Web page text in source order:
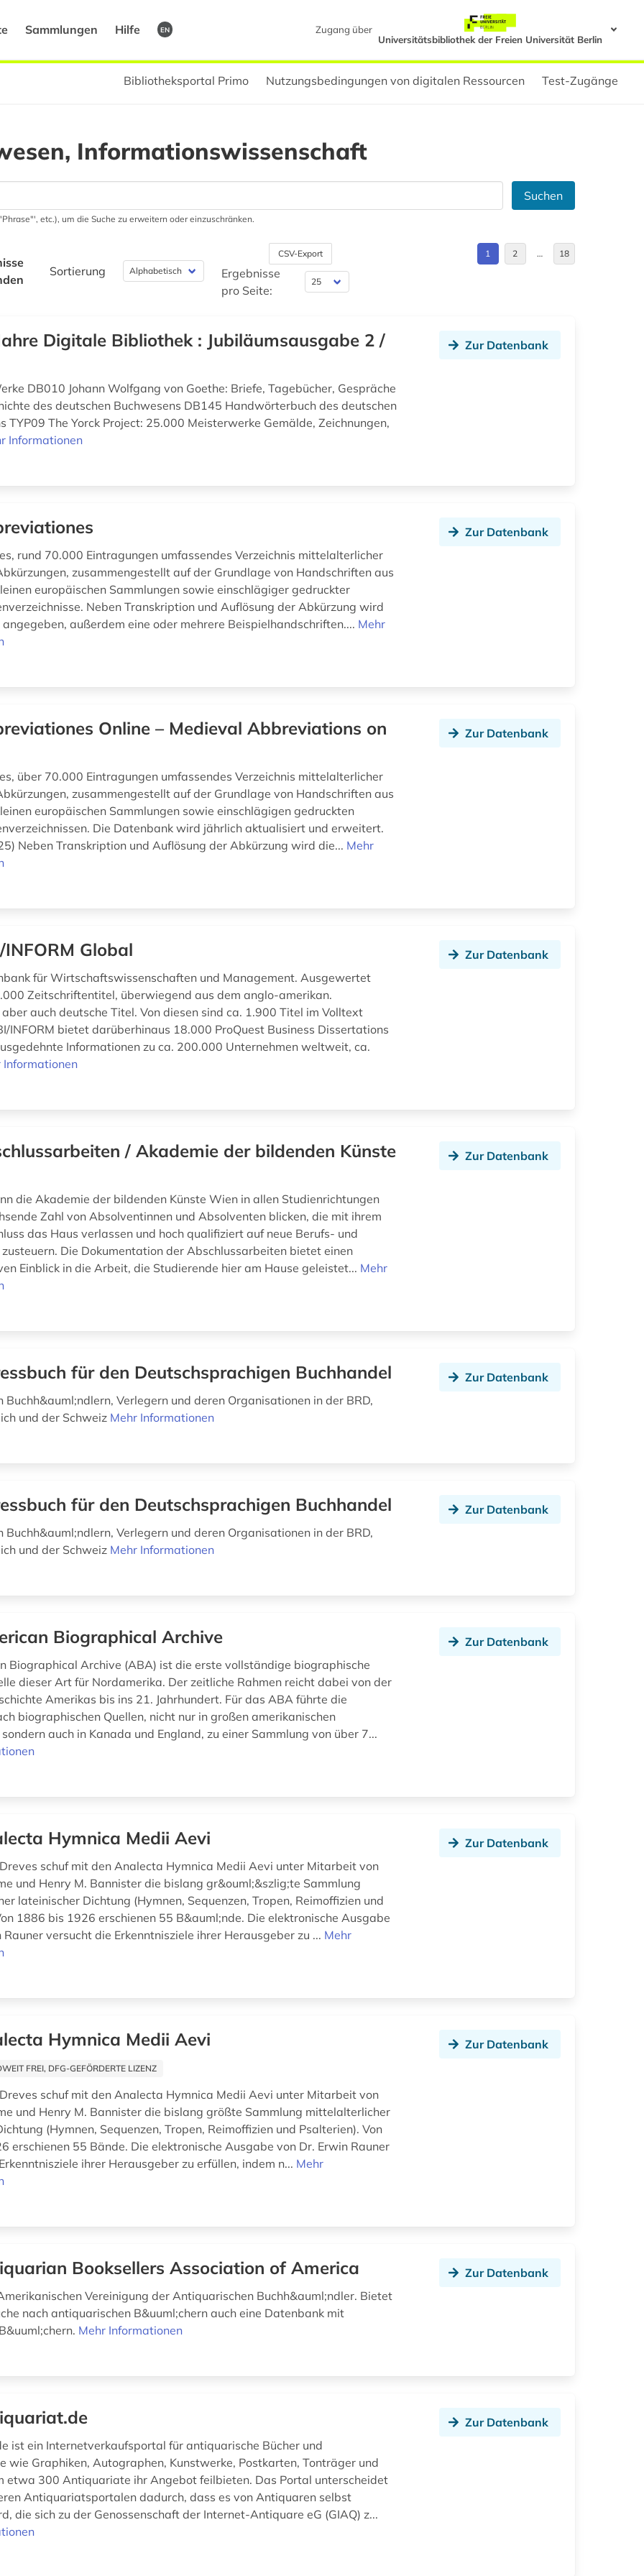
Sammlungen Hilfe EN
Zugang über
Universitätsbibliothek der Freien Universität Berlin
Bibliotheksportal Primo Nutzungsbedingungen von digitalen Ressourcen Test-Zugänge
Informationswissenschaft
Suchen
etc.), um die Suche zu erweitern oder einzuschränken.
Sortierung
CSV-Export
Ergebnisse
pro Seite:
1 2 … 18
Digitale Bibliothek : Jubiläumsausgabe 2 /
DB010 Johann Wolfgang von Goethe: Briefe, Tagebücher, Gespräche
des deutschen Buchwesens DB145 Handwörterbuch des deutschen
TYP09 The Yorck Project: 25.000 Meisterwerke Gemälde, Zeichnungen,
Informationen
Zur Datenbank
rund 70.000 Eintragungen umfassendes Verzeichnis mittelalterlicher
zusammengestellt auf der Grundlage von Handschriften aus
europäischen Sammlungen sowie einschlägiger gedruckter
Neben Transkription und Auflösung der Abkürzung wird
außerdem eine oder mehrere Beispielhandschriften.... Mehr
Zur Datenbank
Online – Medieval Abbreviations on
über 70.000 Eintragungen umfassendes Verzeichnis mittelalterlicher
zusammengestellt auf der Grundlage von Handschriften aus
europäischen Sammlungen sowie einschlägigen gedruckten
Die Datenbank wird jährlich aktualisiert und erweitert.
Neben Transkription und Auflösung der Abkürzung wird die... Mehr
Zur Datenbank
Global
für Wirtschaftswissenschaften und Management. Ausgewertet
Zeitschriftentitel, überwiegend aus dem anglo-amerikan.
auch deutsche Titel. Von diesen sind ca. 1.900 Titel im Volltext
INFORM bietet darüberhinaus 18.000 ProQuest Business Dissertations
Informationen zu ca. 200.000 Unternehmen weltweit, ca.
Informationen
Zur Datenbank
/ Akademie der bildenden Künste
die Akademie der bildenden Künste Wien in allen Studienrichtungen
Zahl von Absolventinnen und Absolventen blicken, die mit ihrem
das Haus verlassen und hoch qualifiziert auf neue Berufs- und
Die Dokumentation der Abschlussarbeiten bietet einen
Einblick in die Arbeit, die Studierende hier am Hause geleistet... Mehr
Zur Datenbank
für den Deutschsprachigen Buchhandel
Buchh&auml;ndlern, Verlegern und deren Organisationen in der BRD,
und der Schweiz Mehr Informationen
Zur Datenbank
für den Deutschsprachigen Buchhandel
Buchh&auml;ndlern, Verlegern und deren Organisationen in der BRD,
und der Schweiz Mehr Informationen
Zur Datenbank
Biographical Archive
Biographical Archive (ABA) ist die erste vollständige biographische
dieser Art für Nordamerika. Der zeitliche Rahmen reicht dabei von der
Amerikas bis ins 21. Jahrhundert. Für das ABA führte die
biographischen Quellen, nicht nur in großen amerikanischen
auch in Kanada und England, zu einer Sammlung von über 7...
Zur Datenbank
Hymnica Medii Aevi
schuf mit den Analecta Hymnica Medii Aevi unter Mitarbeit von
und Henry M. Bannister die bislang gr&ouml;&szlig;te Sammlung
lateinischer Dichtung (Hymnen, Sequenzen, Tropen, Reimoffizien und
1886 bis 1926 erschienen 55 B&auml;nde. Die elektronische Ausgabe
Rauner versucht die Erkenntnisziele ihrer Herausgeber zu ... Mehr
Zur Datenbank
Hymnica Medii Aevi
FREI, DFG-GEFÖRDERTE LIZENZ
schuf mit den Analecta Hymnica Medii Aevi unter Mitarbeit von
und Henry M. Bannister die bislang größte Sammlung mittelalterlicher
(Hymnen, Sequenzen, Tropen, Reimoffizien und Psalterien). Von
erschienen 55 Bände. Die elektronische Ausgabe von Dr. Erwin Rauner
ihrer Herausgeber zu erfüllen, indem n... Mehr
Zur Datenbank
Booksellers Association of America
Vereinigung der Antiquarischen Buchh&auml;ndler. Bietet
nach antiquarischen B&uuml;chern auch eine Datenbank mit
Mehr Informationen
Zur Datenbank
ist ein Internetverkaufsportal für antiquarische Bücher und
wie Graphiken, Autographen, Kunstwerke, Postkarten, Tonträger und
etwa 300 Antiquariate ihr Angebot feilbieten. Das Portal unterscheidet
Antiquariatsportalen dadurch, dass es von Antiquaren selbst
die sich zu der Genossenschaft der Internet-Antiquare eG (GIAQ) z...
Zur Datenbank